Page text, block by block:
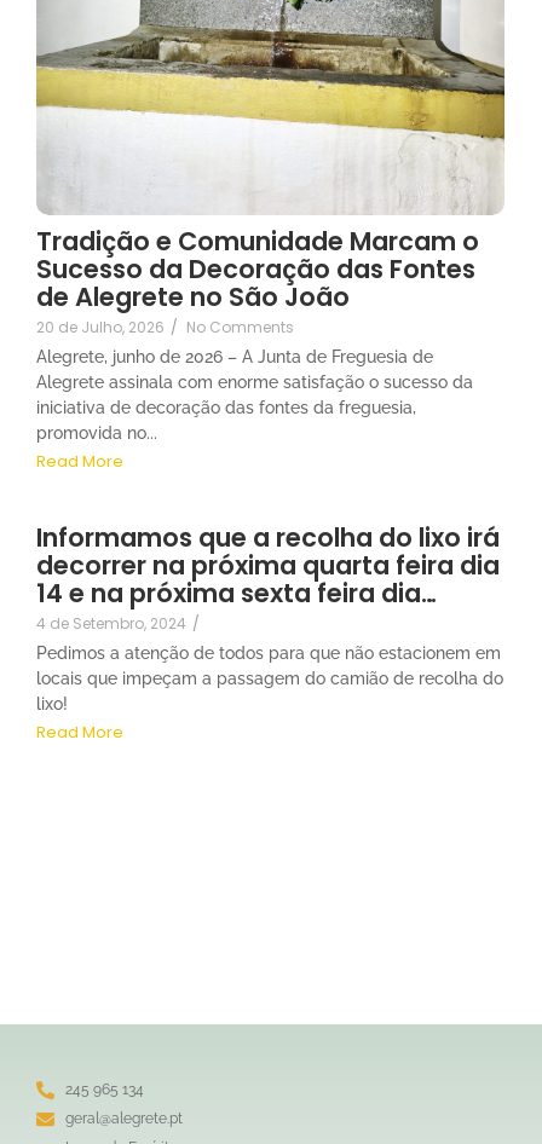
Tradição e Comunidade Marcam o
Sucesso da Decoração das Fontes
de Alegrete no São João
20 de Julho, 2026 / No Comments
Alegrete, junho de 2026 – A Junta de Freguesia de
Alegrete assinala com enorme satisfação o sucesso da
iniciativa de decoração das fontes da freguesia,
promovida no...
Read More
Informamos que a recolha do lixo irá
decorrer na próxima quarta feira dia
14 e na próxima sexta feira dia…
4 de Setembro, 2024 /
Pedimos a atenção de todos para que não estacionem em
locais que impeçam a passagem do camião de recolha do
lixo!
Read More
245 965 134
geral@alegrete.pt